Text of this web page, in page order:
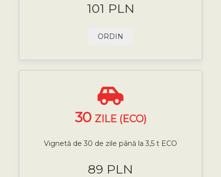
101 PLN
ORDIN
30 ZILE (ECO)
Vignetă de 30 de zile până la 3,5 t ECO
89 PLN